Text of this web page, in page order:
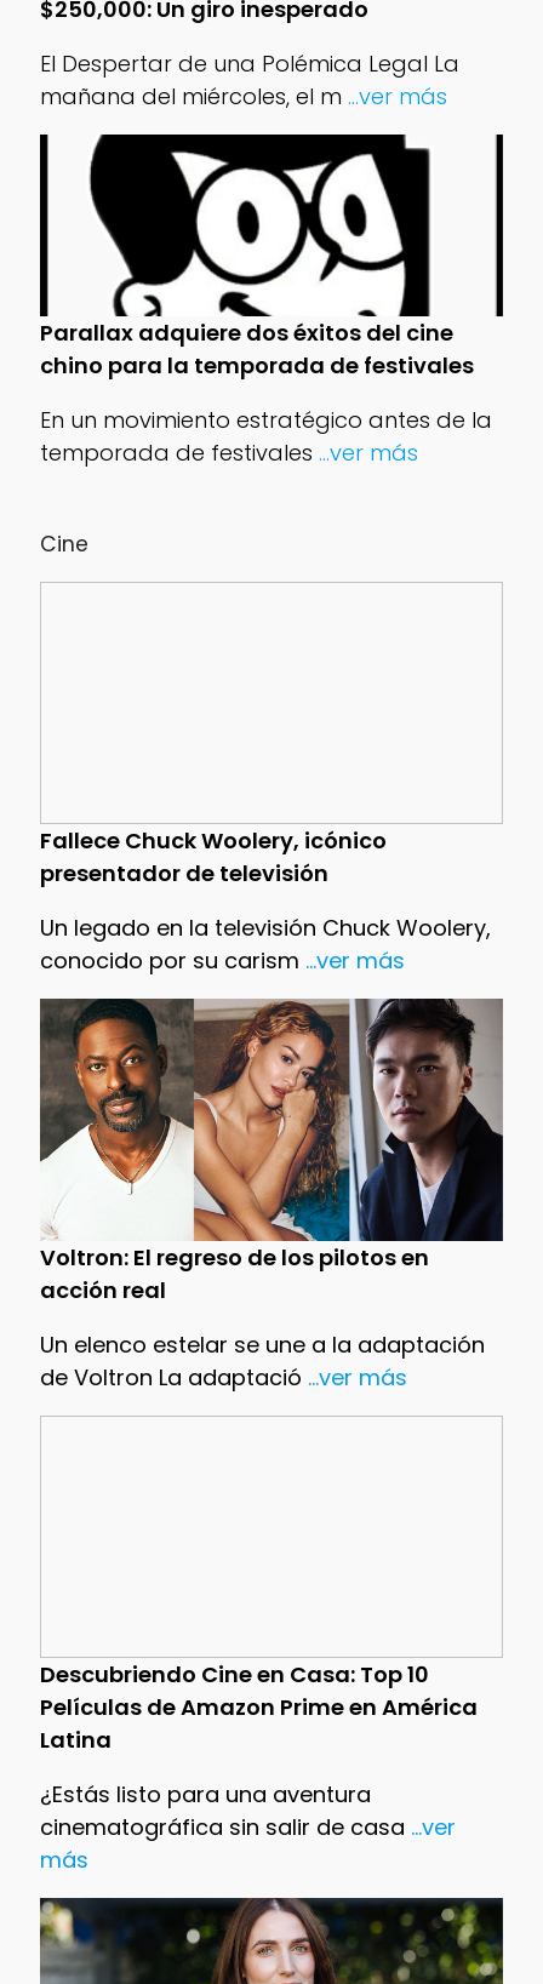
Cine
Fallece Chuck Woolery, icónico
presentador de televisión
Un legado en la televisión Chuck Woolery,
conocido por su carism ...ver más
Voltron: El regreso de los pilotos en
acción real
Un elenco estelar se une a la adaptación
de Voltron La adaptació ...ver más
Descubriendo Cine en Casa: Top 10
Películas de Amazon Prime en América
Latina
¿Estás listo para una aventura
cinematográfica sin salir de casa ...ver
más
$250,000: Un giro inesperado
El Despertar de una Polémica Legal La
mañana del miércoles, el m ...ver más
Parallax adquiere dos éxitos del cine
chino para la temporada de festivales
En un movimiento estratégico antes de la
temporada de festivales ...ver más